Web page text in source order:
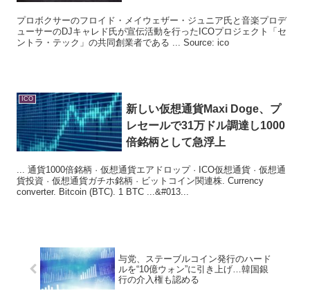
プロボクサーのフロイド・メイウェザー・ジュニア氏と音楽プロデ
ューサーのDJキャレド氏が宣伝活動を行ったICOプロジェクト「セ
ントラ・テック」の共同創業者である ... Source: ico
ICO
新しい仮想通貨Maxi Doge、プ
レセールで31万ドル調達し1000
倍銘柄として急浮上
... 通貨1000倍銘柄 · 仮想通貨エアドロップ · ICO仮想通貨 · 仮想通
貨投資 · 仮想通貨ガチホ銘柄 · ビットコイン関連株. Currency
converter. Bitcoin (BTC). 1 BTC ...&#013...
与党、ステーブルコイン発行のハード
ルを“10億ウォン”に引き上げ…韓国銀
行の介入権も認める